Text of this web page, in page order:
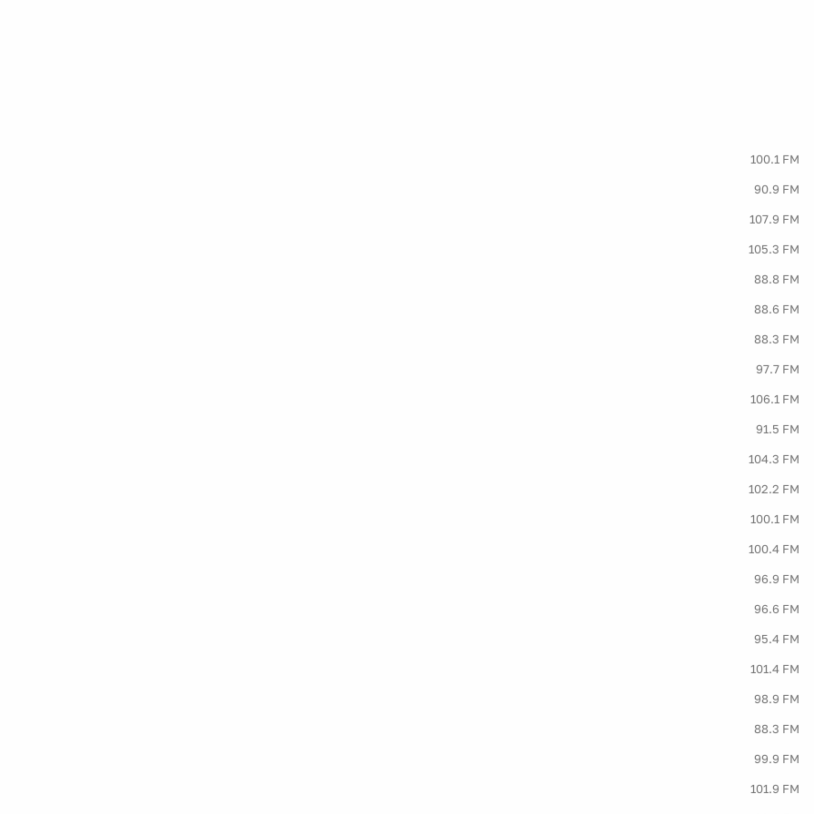
100.1 FM
90.9 FM
107.9 FM
105.3 FM
88.8 FM
88.6 FM
88.3 FM
97.7 FM
106.1 FM
91.5 FM
104.3 FM
102.2 FM
100.1 FM
100.4 FM
96.9 FM
96.6 FM
95.4 FM
101.4 FM
98.9 FM
88.3 FM
99.9 FM
101.9 FM